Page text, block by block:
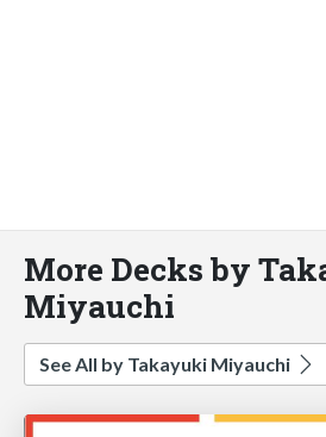
More Decks by
Miyauchi
See All by Takayuki Miyauchi